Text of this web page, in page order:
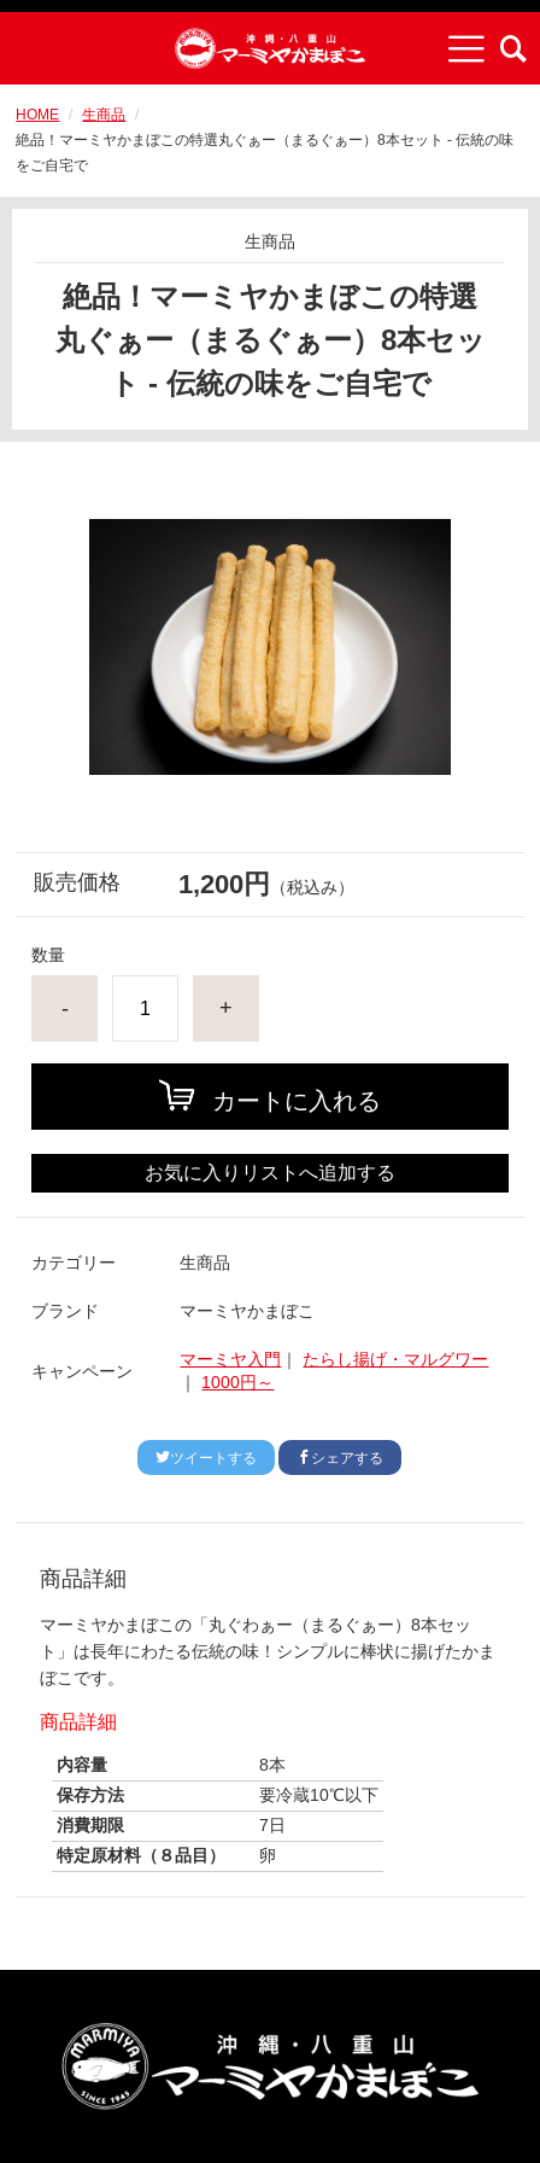
HOME
生商品
絶品！マーミヤかまぼこの特選丸ぐぁー（まるぐぁー）8本セット - 伝統の味
をご自宅で
生商品
絶品！マーミヤかまぼこの特選
丸ぐぁー（まるぐぁー）8本セッ
ト - 伝統の味をご自宅で
販売価格 1,200円 （税込み）
数量
- +
カートに入れる
お気に入りリストへ追加する
カテゴリー 生商品
ブランド マーミヤかまぼこ
キャンペーン
マーミヤ入門 ｜ たらし揚げ・マルグワー
｜ 1000円～
ツイートする シェアする
商品詳細
マーミヤかまぼこの「丸ぐわぁー（まるぐぁー）8本セッ
ト」は長年にわたる伝統の味！シンプルに棒状に揚げたかま
ぼこです。
商品詳細
内容量
8本
保存方法
要冷蔵10℃以下
消費期限
7日
特定原材料（８品目）
卵